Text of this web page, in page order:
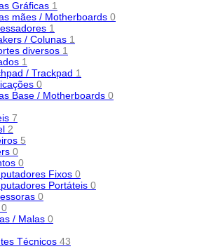
Gráficas 1
mães / Motherboards 0
1
/ Colunas 1
diversos 1
1
/ Trackpad 1
0
Base / Motherboards 0
7
2
5
0
0
Fixos 0
Portáteis 0
0
0
/ Malas 0
Técnicos 43